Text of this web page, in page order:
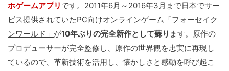
ホゲームアプリ です。 2011年6月～2016年3月まで日本でサー
ビス提供されていたPC向けオンラインゲーム「フォーセイク
ンワールド」 が10年ぶりの完全新作として蘇り ます。原作の
プロデューサーが完全監修し、原作の世界観を忠実に再現し
ているので、革新技術を活用し、懐かしさと感動を呼び起こ